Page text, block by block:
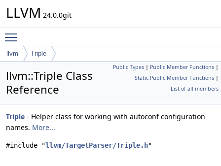
LLVM 24.0.0git
llvm Triple
Public Types | Public Member Functions |
Static Public Member Functions |
List of all members
llvm::Triple Class
Reference
Triple - Helper class for working with autoconf configuration
names. More...
#include "llvm/TargetParser/Triple.h"